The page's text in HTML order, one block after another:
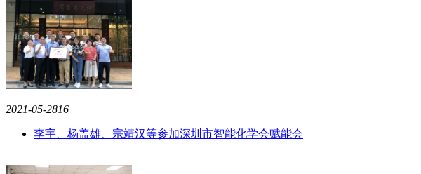
2021-05-2816
李宇、杨盖雄、宗靖汉等参加深圳市智能化学会赋能会